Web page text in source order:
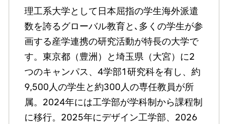
理工系大学として日本屈指の学生海外派遣
数を誇るグローバル教育と､多くの学生が参
画する産学連携の研究活動が特長の大学で
す。東京都（豊洲）と埼玉県（大宮）に2
つのキャンパス、4学部1研究科を有し、約
9,500人の学生と約300人の専任教員が所
属。2024年には工学部が学科制から課程制
に移行。2025年にデザイン工学部、2026